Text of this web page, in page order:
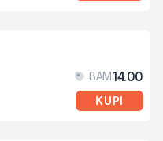
BAM14.00
KUPI